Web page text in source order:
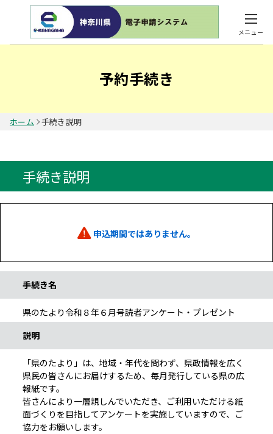
メニュー
予約手続き
ホーム 手続き説明
手続き説明
申込期間ではありません。
手続き名
県のたより令和８年６月号読者アンケート・プレゼント
説明
「県のたより」は、地域・年代を問わず、県政情報を広く
県民の皆さんにお届けするため、毎月発行している県の広
報紙です。
皆さんにより一層親しんでいただき、ご利用いただける紙
面づくりを目指してアンケートを実施していますので、ご
協力をお願いします。